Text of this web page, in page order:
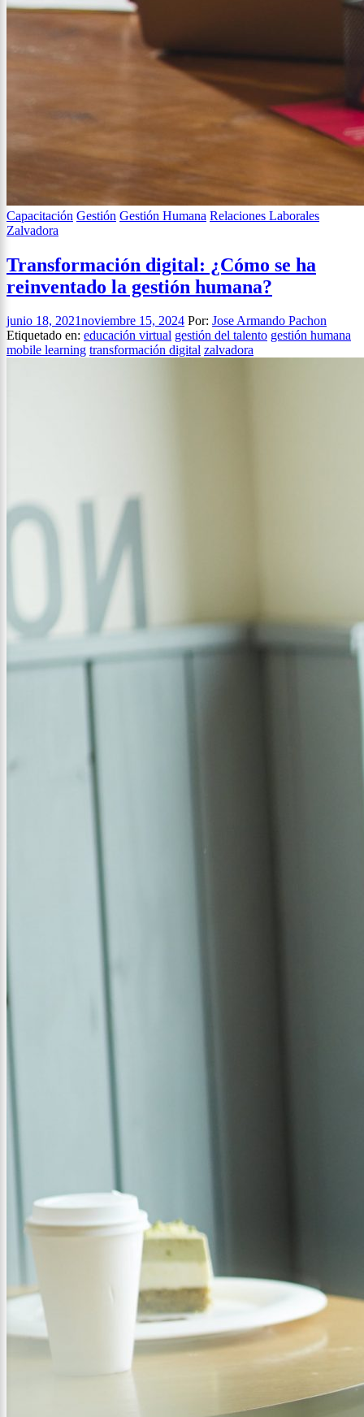
Capacitación Gestión Gestión Humana Relaciones Laborales
Zalvadora
Transformación digital: ¿Cómo se ha
reinventado la gestión humana?
junio 18, 2021noviembre 15, 2024 Por: Jose Armando Pachon
Etiquetado en: educación virtual gestión del talento gestión humana
mobile learning transformación digital zalvadora